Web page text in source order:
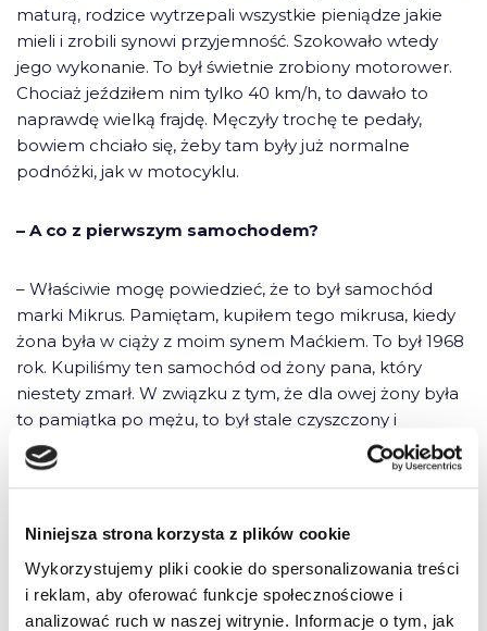
Niniejsza strona korzysta z plików cookie
Wykorzystujemy pliki cookie do spersonalizowania treści
i reklam, aby oferować funkcje społecznościowe i
analizować ruch w naszej witrynie. Informacje o tym, jak
maturą, rodzice wytrzepali wszystkie pieniądze jakie
mieli i zrobili synowi przyjemność. Szokowało wtedy
jego wykonanie. To był świetnie zrobiony motorower.
Chociaż jeździłem nim tylko 40 km/h, to dawało to
naprawdę wielką frajdę. Męczyły trochę te pedały,
bowiem chciało się, żeby tam były już normalne
podnóżki, jak w motocyklu.
– A co z pierwszym samochodem?
– Właściwie mogę powiedzieć, że to był samochód
marki Mikrus. Pamiętam, kupiłem tego mikrusa, kiedy
żona była w ciąży z moim synem Maćkiem. To był 1968
rok. Kupiliśmy ten samochód od żony pana, który
niestety zmarł. W związku z tym, że dla owej żony była
to pamiątka po mężu, to był stale czyszczony i
chuchany. Nie zapomnę wrażenia z jazdy tym
samochodem, bowiem auto jeździło do 70 km/h. Nie
się z górki albo wiatr był w plecy, to puchły tłoki,
wszyscy przed tym zawsze przestrzegali. Trzeba było
wtedy się zatrzymać i dopiero kiedy tłoki odpuściły i
temperatura spadła – można było jechać dalej….